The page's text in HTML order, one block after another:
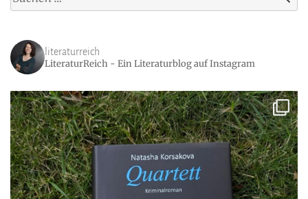
nach:
literaturreich
LiteraturReich - Ein Literaturblog auf Instagram